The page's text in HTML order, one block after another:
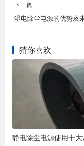
下一篇
湿电除尘电源的优势及
猜你喜欢
静电除尘电源使用十